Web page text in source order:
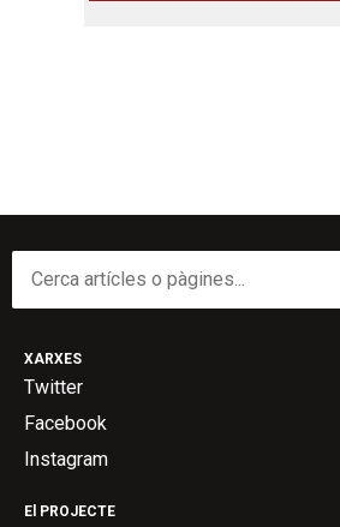
El PROJECTE
XARXES
Twitter
Facebook
Instagram